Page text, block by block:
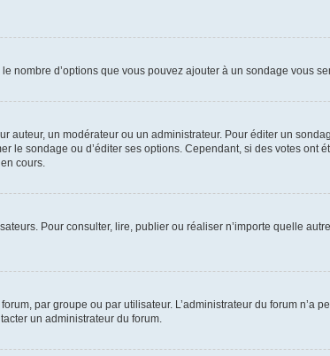
nombre d’options que vous pouvez ajouter à un sondage vous
auteur, un modérateur ou un administrateur. Pour éditer un
le sondage ou d’éditer ses options. Cependant, si des votes
cours.
Pour consulter, lire, publier ou réaliser n’importe quelle
par groupe ou par utilisateur. L’administrateur du forum
un administrateur du forum.